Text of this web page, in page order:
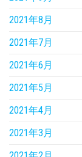
2021年8月
2021年7月
2021年6月
2021年5月
2021年4月
2021年3月